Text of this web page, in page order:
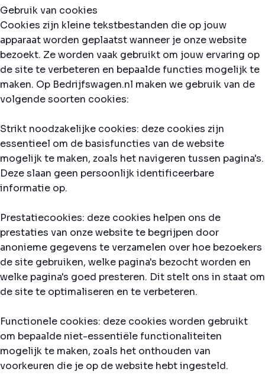
Gebruik van cookies
Cookies zijn kleine tekstbestanden die op jouw
apparaat worden geplaatst wanneer je onze website
bezoekt. Ze worden vaak gebruikt om jouw ervaring op
de site te verbeteren en bepaalde functies mogelijk te
maken. Op Bedrijfswagen.nl maken we gebruik van de
volgende soorten cookies:
Strikt noodzakelijke cookies: deze cookies zijn
essentieel om de basisfuncties van de website
mogelijk te maken, zoals het navigeren tussen pagina's.
Deze slaan geen persoonlijk identificeerbare
informatie op.
Prestatiecookies: deze cookies helpen ons de
prestaties van onze website te begrijpen door
anonieme gegevens te verzamelen over hoe bezoekers
de site gebruiken, welke pagina's bezocht worden en
welke pagina's goed presteren. Dit stelt ons in staat om
de site te optimaliseren en te verbeteren.
Functionele cookies: deze cookies worden gebruikt
om bepaalde niet-essentiële functionaliteiten
mogelijk te maken, zoals het onthouden van
voorkeuren die je op de website hebt ingesteld.